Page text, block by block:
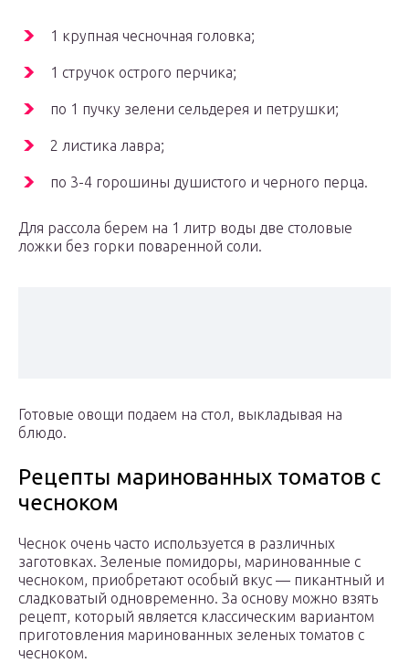
1 крупная чесночная головка;
1 стручок острого перчика;
по 1 пучку зелени сельдерея и петрушки;
2 листика лавра;
по 3-4 горошины душистого и черного перца.
Для рассола берем на 1 литр воды две столовые
ложки без горки поваренной соли.
Готовые овощи подаем на стол, выкладывая на
блюдо.
Рецепты маринованных томатов с
чесноком
Чеснок очень часто используется в различных
заготовках. Зеленые помидоры, маринованные с
чесноком, приобретают особый вкус — пикантный и
сладковатый одновременно. За основу можно взять
рецепт, который является классическим вариантом
приготовления маринованных зеленых томатов с
чесноком.